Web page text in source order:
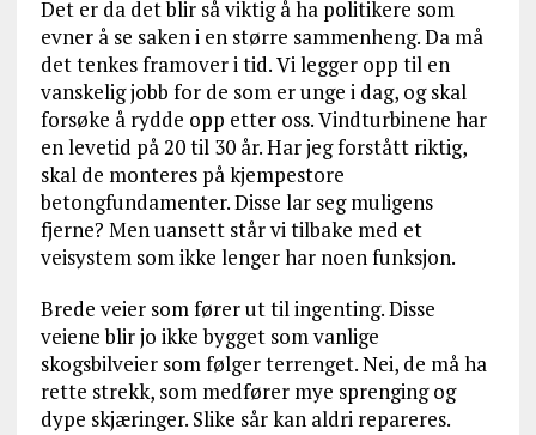
Det er da det blir så viktig å ha politikere som
evner å se saken i en større sammenheng. Da må
det tenkes framover i tid. Vi legger opp til en
vanskelig jobb for de som er unge i dag, og skal
forsøke å rydde opp etter oss. Vindturbinene har
en levetid på 20 til 30 år. Har jeg forstått riktig,
skal de monteres på kjempestore
betongfundamenter. Disse lar seg muligens
fjerne? Men uansett står vi tilbake med et
veisystem som ikke lenger har noen funksjon.
Brede veier som fører ut til ingenting. Disse
veiene blir jo ikke bygget som vanlige
skogsbilveier som følger terrenget. Nei, de må ha
rette strekk, som medfører mye sprenging og
dype skjæringer. Slike sår kan aldri repareres.